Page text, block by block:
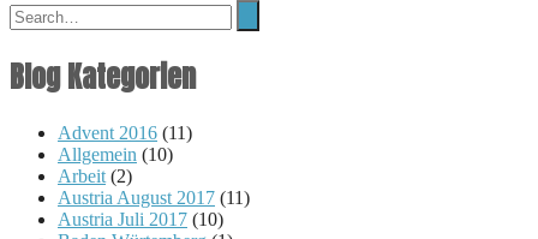
navigation
Blog Kategorien
Advent 2016 (11)
Allgemein (10)
Arbeit (2)
Austria August 2017 (11)
Austria Juli 2017 (10)